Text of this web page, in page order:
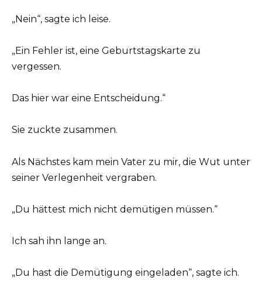
„Nein“, sagte ich leise.
„Ein Fehler ist, eine Geburtstagskarte zu
vergessen.
Das hier war eine Entscheidung.“
Sie zuckte zusammen.
Als Nächstes kam mein Vater zu mir, die Wut unter
seiner Verlegenheit vergraben.
„Du hättest mich nicht demütigen müssen.“
Ich sah ihn lange an.
„Du hast die Demütigung eingeladen“, sagte ich.